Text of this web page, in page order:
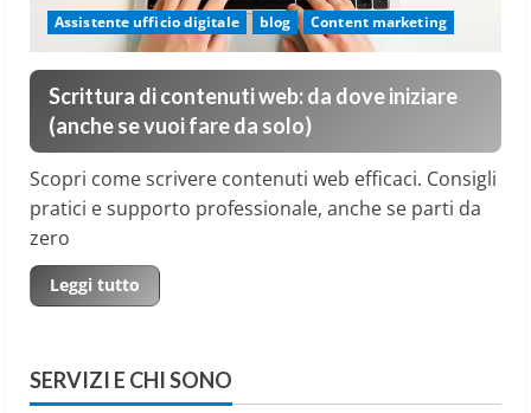
Assistente ufficio digitale blog Content marketing
Scrittura di contenuti web: da dove iniziare
(anche se vuoi fare da solo)
Scopri come scrivere contenuti web efficaci. Consigli
pratici e supporto professionale, anche se parti da
zero
Leggi tutto
more
contenuti
web:
da
SERVIZI E CHI SONO